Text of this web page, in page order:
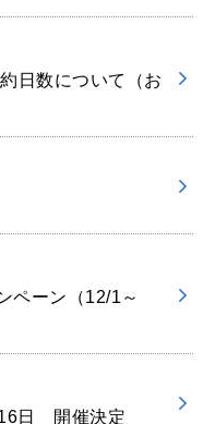
日数について（お
ペーン（12/1～
日 開催決定